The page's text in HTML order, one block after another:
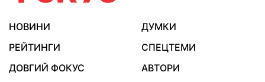
НОВИНИ
ДУМКИ
РЕЙТИНГИ
СПЕЦТЕМИ
ДОВГИЙ ФОКУС
АВТОРИ